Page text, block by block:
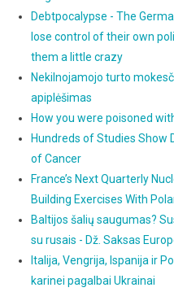
Debtpocalypse - The
lose control of their own
them a little crazy
Nekilnojamojo turto
apiplėšimas
How you were poisoned
Hundreds of Studies Show
of Cancer
France’s Next Quarterly
Building Exercises With
Baltijos šalių saugumas?
su rusais - Dž. Saksas
Italija, Vengrija, Ispanija ir
karinei pagalbai Ukrainai